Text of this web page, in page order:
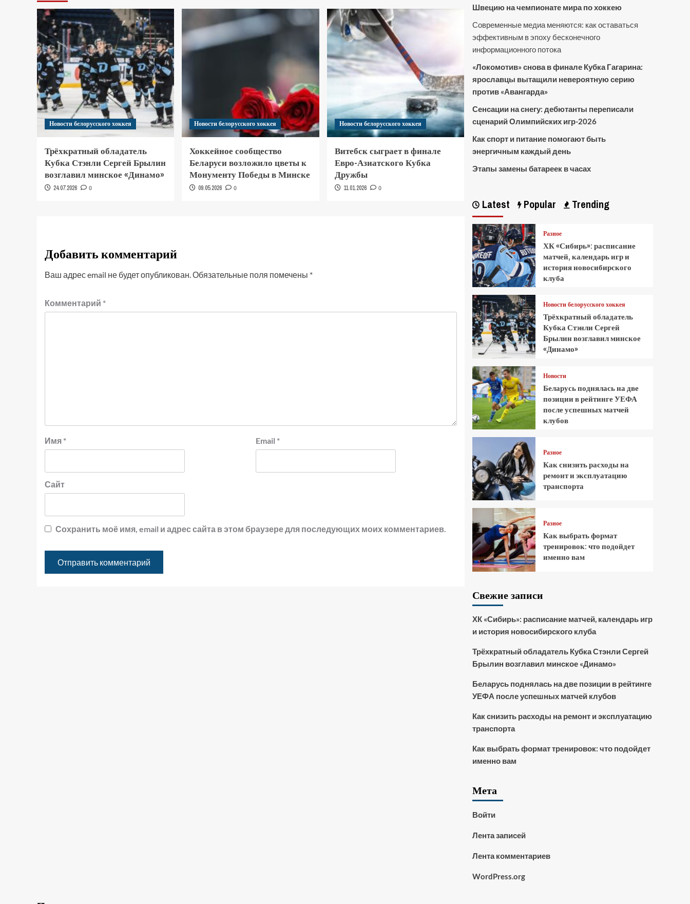
Новости белорусского хоккея
Трёхкратный обладатель
Кубка Стэнли Сергей Брылин
возглавил минское «Динамо»
24.07.2026 0
Новости белорусского хоккея
Хоккейное сообщество
Беларуси возложило цветы к
Монументу Победы в Минске
09.05.2026 0
Новости белорусского хоккея
Витебск сыграет в финале
Евро-Азиатского Кубка
Дружбы
11.01.2026 0
Добавить комментарий
Ваш адрес email не будет опубликован.Обязательные поля помечены *
Комментарий *
Имя * Email *
Сайт
Сохранить моё имя, email и адрес сайта в этом браузере для последующих моих комментариев.
Швецию на чемпионате мира по хоккею
Современные медиа меняются: как оставаться
эффективным в эпоху бесконечного
информационного потока
«Локомотив» снова в финале Кубка Гагарина:
ярославцы вытащили невероятную серию
против «Авангарда»
Сенсации на снегу: дебютанты переписали
сценарий Олимпийских игр-2026
Как спорт и питание помогают быть
энергичным каждый день
Этапы замены батареек в часах
Latest Popular Trending
Разное
ХК «Сибирь»: расписание
матчей, календарь игр и
история новосибирского
клуба
Новости белорусского хоккея
Трёхкратный обладатель
Кубка Стэнли Сергей
Брылин возглавил минское
«Динамо»
Новости
Беларусь поднялась на две
позиции в рейтинге УЕФА
после успешных матчей
клубов
Разное
Как снизить расходы на
ремонт и эксплуатацию
транспорта
Разное
Как выбрать формат
тренировок: что подойдет
именно вам
Свежие записи
ХК «Сибирь»: расписание матчей, календарь игр
и история новосибирского клуба
Трёхкратный обладатель Кубка Стэнли Сергей
Брылин возглавил минское «Динамо»
Беларусь поднялась на две позиции в рейтинге
УЕФА после успешных матчей клубов
Как снизить расходы на ремонт и эксплуатацию
транспорта
Как выбрать формат тренировок: что подойдет
именно вам
Мета
Войти
Лента записей
Лента комментариев
WordPress.org